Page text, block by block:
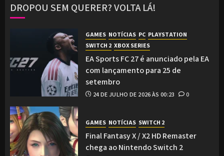
DROPOU SEM QUERER? VOLTA LÁ!
GAMES NOTÍCIAS PC PLAYSTATION
SWITCH 2 XBOX SERIES
EA Sports FC 27 é anunciado pela EA
com lançamento para 25 de
setembro
24 DE JULHO DE 2026 ÀS 00:23 0
GAMES NOTÍCIAS SWITCH 2
Final Fantasy X / X2 HD Remaster
chega ao Nintendo Switch 2